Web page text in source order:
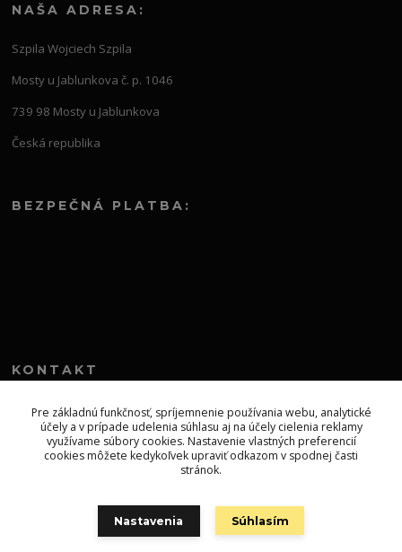
NAŠA ADRESA:
Szpila Wojciech Szpila
Mosty u Jablunkova č. p. 1046
739 98 Mosty u Jablunkova
Česká republika
BEZPEČNÁ PLATBA:
KONTAKT
+421 552 304 860
Po-Pia 8.00-13.00
topprodejsk@gmail.com
Pre základnú funkčnosť, spríjemnenie používania webu, analytické
účely a v prípade udelenia súhlasu aj na účely cielenia reklamy
využívame súbory cookies. Nastavenie vlastných preferencií
cookies môžete kedykoľvek upraviť odkazom v spodnej časti
stránok.
Nastavenia Súhlasím